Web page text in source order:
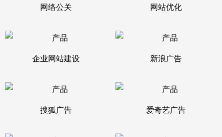
网络公关 网站优化
企业网站建设 新浪广告
搜狐广告 爱奇艺广告